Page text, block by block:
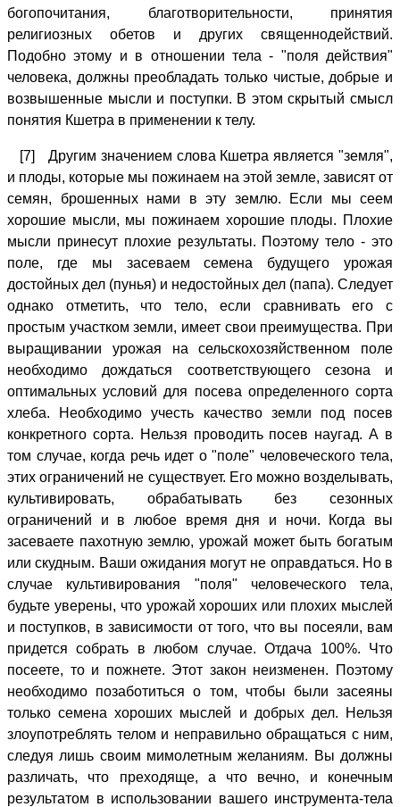
богопочитания, благотворительности, принятия
религиозных обетов и других священнодействий.
Подобно этому и в отношении тела - "поля действия"
человека, должны преобладать только чистые, добрые и
возвышенные мысли и поступки. В этом скрытый смысл
понятия Кшетра в применении к телу.
[7] Другим значением слова Кшетра является "земля",
и плоды, которые мы пожинаем на этой земле, зависят от
семян, брошенных нами в эту землю. Если мы сеем
хорошие мысли, мы пожинаем хорошие плоды. Плохие
мысли принесут плохие результаты. Поэтому тело - это
поле, где мы засеваем семена будущего урожая
достойных дел (пунья) и недостойных дел (папа). Следует
однако отметить, что тело, если сравнивать его с
простым участком земли, имеет свои преимущества. При
выращивании урожая на сельскохозяйственном поле
необходимо дождаться соответствующего сезона и
оптимальных условий для посева определенного сорта
хлеба. Необходимо учесть качество земли под посев
конкретного сорта. Нельзя проводить посев наугад. А в
том случае, когда речь идет о "поле" человеческого тела,
этих ограничений не существует. Его можно возделывать,
культивировать, обрабатывать без сезонных
ограничений и в любое время дня и ночи. Когда вы
засеваете пахотную землю, урожай может быть богатым
или скудным. Ваши ожидания могут не оправдаться. Но в
случае культивирования "поля" человеческого тела,
будьте уверены, что урожай хороших или плохих мыслей
и поступков, в зависимости от того, что вы посеяли, вам
придется собрать в любом случае. Отдача 100%. Что
посеете, то и пожнете. Этот закон неизменен. Поэтому
необходимо позаботиться о том, чтобы были засеяны
только семена хороших мыслей и добрых дел. Нельзя
злоупотреблять телом и неправильно обращаться с ним,
следуя лишь своим мимолетным желаниям. Вы должны
различать, что преходяще, а что вечно, и конечным
результатом в использовании вашего инструмента-тела